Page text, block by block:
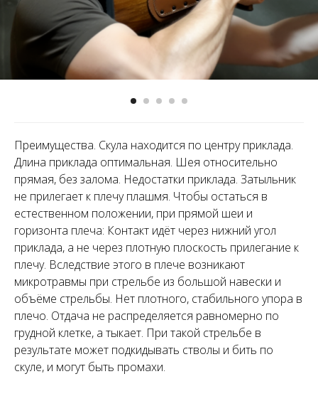
Преимущества. Скула находится по центру приклада.
Длина приклада оптимальная. Шея относительно
прямая, без залома. Недостатки приклада. Затыльник
не прилегает к плечу плашмя. Чтобы остаться в
естественном положении, при прямой шеи и
горизонта плеча: Контакт идёт через нижний угол
приклада, а не через плотную плоскость прилегание к
плечу. Вследствие этого в плече возникают
микротравмы при стрельбе из большой навески и
объёме стрельбы. Нет плотного, стабильного упора в
плечо. Отдача не распределяется равномерно по
грудной клетке, а тыкает. При такой стрельбе в
результате может подкидывать стволы и бить по
скуле, и могут быть промахи.